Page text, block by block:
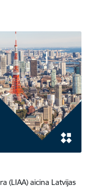
(LIAA) aicina Latvijas